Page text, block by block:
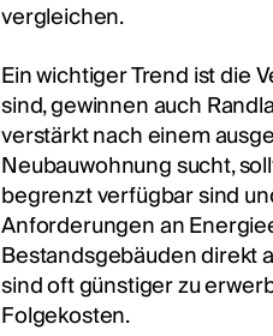
vergleichen.
Ein wichtiger Trend ist die
sind, gewinnen auch
verstärkt nach einem
Neubauwohnung sucht,
begrenzt verfügbar sind
Anforderungen an
Bestandsgebäuden direkt
sind oft günstiger zu
Folgekosten.